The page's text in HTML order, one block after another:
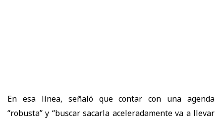
En esa línea, señaló que contar con una agenda
“robusta” y “buscar sacarla aceleradamente va a llevar